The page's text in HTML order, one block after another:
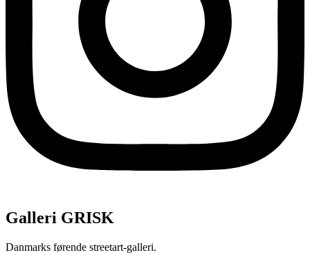
Galleri GRISK
Danmarks førende streetart-galleri.